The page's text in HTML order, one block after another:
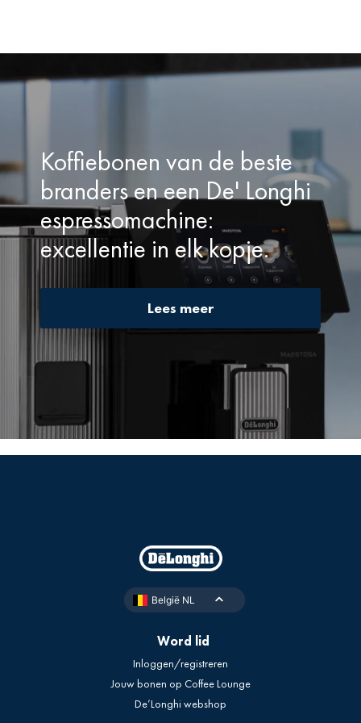
Koffiebonen van de beste
branders en een De' Longhi
espressomachine:
excellentie in elk kopje.
Lees meer
België NL
Word lid
Inloggen/registreren
Jouw bonen op Coffee Lounge
De’Longhi webshop